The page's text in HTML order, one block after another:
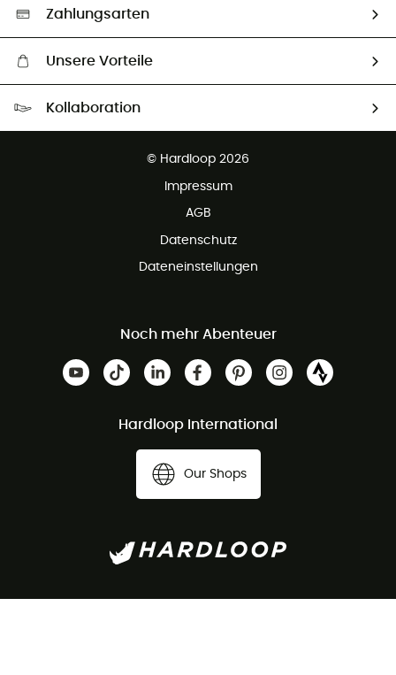
Auswahl an nachhaltigen Produkten
Zahlungsarten
Unsere Vorteile
Kollaboration
© Hardloop 2026
Impressum
AGB
Datenschutz
Dateneinstellungen
Noch mehr Abenteuer
Hardloop International
Our Shops